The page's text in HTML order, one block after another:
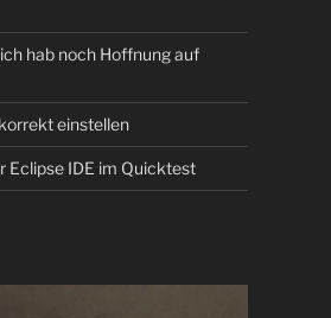
hab noch Hoffnung auf
einstellen
Eclipse IDE im Quicktest